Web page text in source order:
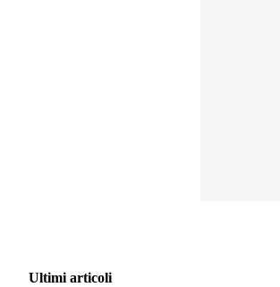
Ultimi articoli